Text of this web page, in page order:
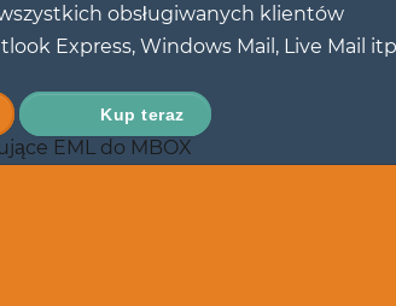
obsługiwanych klientów
Express, Windows Mail, Live Mail
Kup teraz